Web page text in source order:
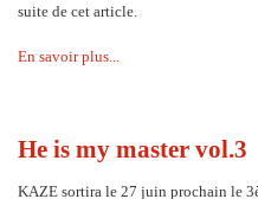
suite de cet article.
En savoir plus...
He is my master vol.3
KAZE sortira le 27 juin prochain le